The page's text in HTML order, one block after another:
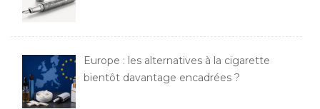
Europe : les alternatives à la cigarette
bientôt davantage encadrées ?